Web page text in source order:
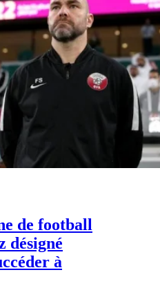
de football
désigné
à